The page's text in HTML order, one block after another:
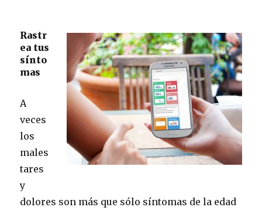
Rastr
ea tus
sínto
mas
A
veces
los
males
tares
y
dolores son más que sólo síntomas de la edad